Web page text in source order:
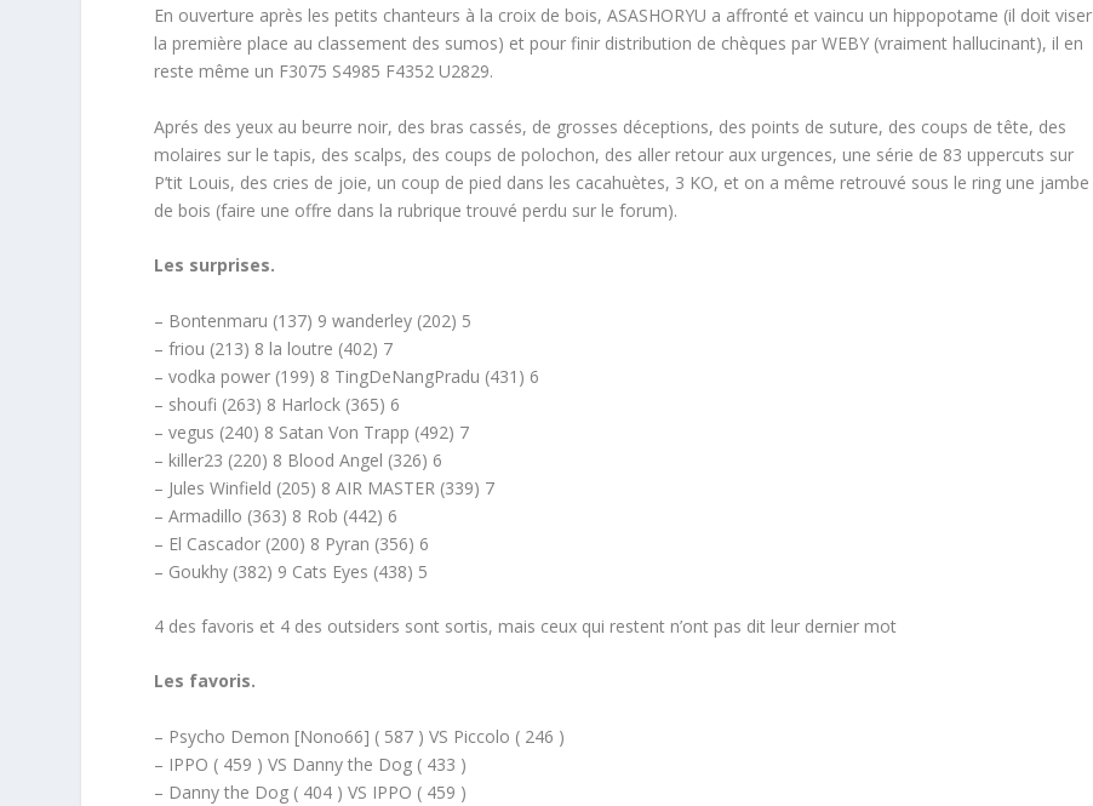
En ouverture après les petits chanteurs à la croix de bois, ASASHORYU a affronté et vaincu un hippopotame (il doit viser
la première place au classement des sumos) et pour finir distribution de chèques par WEBY (vraiment hallucinant), il en
reste même un F3075 S4985 F4352 U2829.
Aprés des yeux au beurre noir, des bras cassés, de grosses déceptions, des points de suture, des coups de tête, des
molaires sur le tapis, des scalps, des coups de polochon, des aller retour aux urgences, une série de 83 uppercuts sur
P’tit Louis, des cries de joie, un coup de pied dans les cacahuètes, 3 KO, et on a même retrouvé sous le ring une jambe
de bois (faire une offre dans la rubrique trouvé perdu sur le forum).
Les surprises.
– Bontenmaru (137) 9 wanderley (202) 5
– friou (213) 8 la loutre (402) 7
– vodka power (199) 8 TingDeNangPradu (431) 6
– shoufi (263) 8 Harlock (365) 6
– vegus (240) 8 Satan Von Trapp (492) 7
– killer23 (220) 8 Blood Angel (326) 6
– Jules Winfield (205) 8 AIR MASTER (339) 7
– Armadillo (363) 8 Rob (442) 6
– El Cascador (200) 8 Pyran (356) 6
– Goukhy (382) 9 Cats Eyes (438) 5
4 des favoris et 4 des outsiders sont sortis, mais ceux qui restent n’ont pas dit leur dernier mot
Les favoris.
– Psycho Demon [Nono66] ( 587 ) VS Piccolo ( 246 )
– IPPO ( 459 ) VS Danny the Dog ( 433 )
– Danny the Dog ( 404 ) VS IPPO ( 459 )